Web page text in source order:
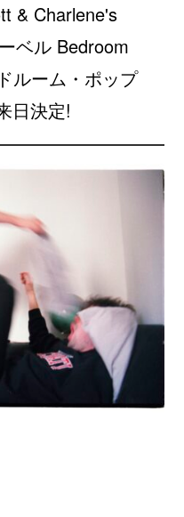
& Charlene's
ベル Bedroom
ルーム・ポップ
日決定!